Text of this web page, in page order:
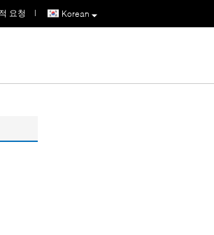
Korean
요청 |